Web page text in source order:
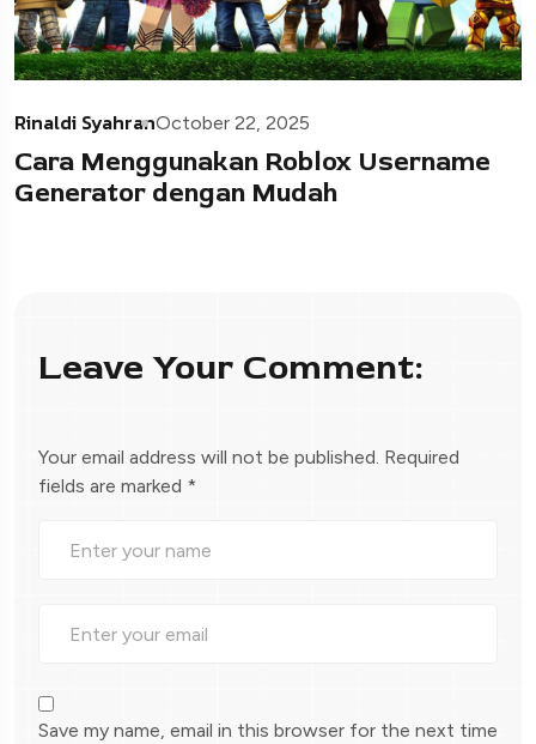
Rinaldi SyahranOctober 22, 2025
Cara Menggunakan Roblox Username
Generator dengan Mudah
Leave Your Comment:
Your email address will not be published. Required
fields are marked *
Save my name, email in this browser for the next time